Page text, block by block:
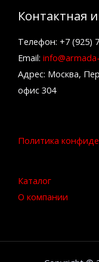
Контактная
Телефон: +7 (925)
Email:
Адрес: Москва,
офис 304
Политика
Каталог
О компании